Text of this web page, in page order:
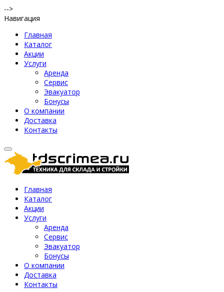
-->
Навигация
Главная
Каталог
Акции
Услуги
Аренда
Сервис
Эвакуатор
Бонусы
О компании
Доставка
Контакты
Главная
Каталог
Акции
Услуги
Аренда
Сервис
Эвакуатор
Бонусы
О компании
Доставка
Контакты